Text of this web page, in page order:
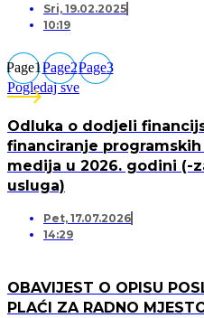
Sri, 19.02.2025
10:19
Page1Page2Page3
Pogledaj sve
Odluka o dodjeli
financiranje
medija u 2026. godini (-
usluga)
Pet, 17.07.2026
14:29
OBAVIJEST O OPISU
PLAĆI ZA RADNO